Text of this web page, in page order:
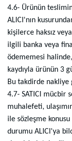
4.6- Ürünün
ALICI'nın
kişilerce haksız
ilgili banka veya
ödememesi
kaydıyla ürünün 3
Bu takdirde
4.7- SATICI mücbir
muhalefeti,
ile sözleşme
durumu ALICI'ya